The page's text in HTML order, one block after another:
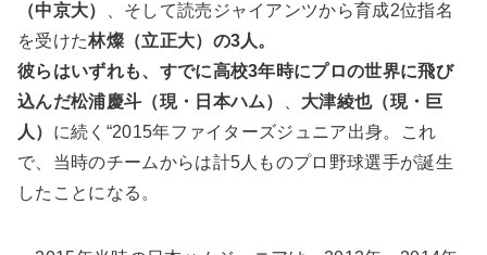
（中京大）
、そして読売ジャイアンツから育成2位指名
を受けた林燦（立正大）の3人。
彼らはいずれも、すでに高校3年時にプロの世界に飛び
込んだ松浦慶斗（現・日本ハム）
大津綾也（現・巨
人） に続く“2015年ファイターズジュニア出身。これ
で、当時のチームからは計5人ものプロ野球選手が誕生
したことになる。